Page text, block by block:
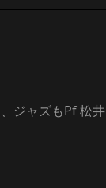
ジャズもPf 松井